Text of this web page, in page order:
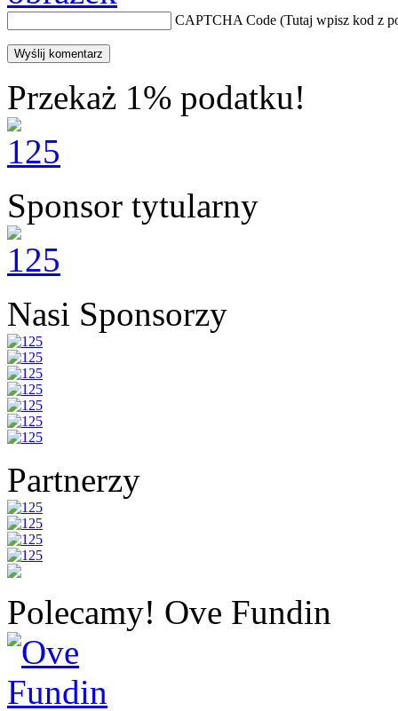
CAPTCHA Code (Tutaj wpisz kod z
Przekaż 1% podatku!
Sponsor tytularny
Nasi Sponsorzy
Partnerzy
Polecamy! Ove Fundin